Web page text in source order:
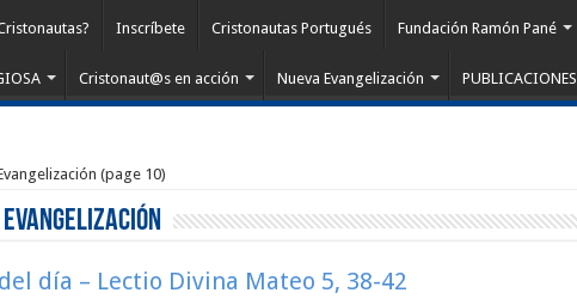
Inscríbete Cristonautas Portugués Fundación Ramón Pané
Cristonaut@s en acción Nueva Evangelización PUBLICACIONES
(page 10)
Evangelización
día – Lectio Divina Mateo 5, 38-42